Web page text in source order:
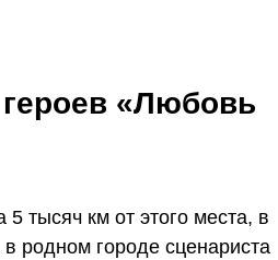
«Любовь
тысяч км от этого места, в
родном городе сценариста